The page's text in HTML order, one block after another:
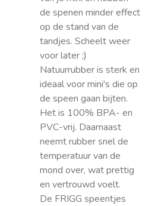
de spenen minder effect
op de stand van de
tandjes. Scheelt weer
voor later ;)
Natuurrubber is sterk en
ideaal voor mini's die op
de speen gaan bijten.
Het is 100% BPA- en
PVC-vrij. Daarnaast
neemt rubber snel de
temperatuur van de
mond over, wat prettig
en vertrouwd voelt.
De FRIGG speentjes